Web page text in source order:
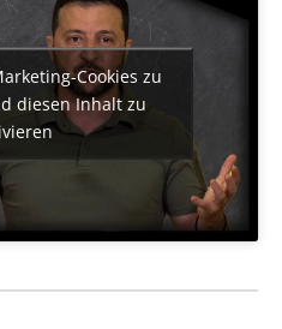
Cookies zu
diesen Inhalt zu